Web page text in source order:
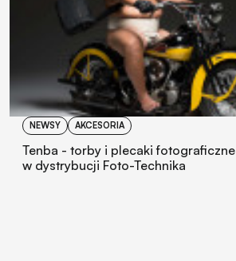
NEWSY AKCESORIA
Tenba - torby i plecaki fotograficzne
w dystrybucji Foto-Technika